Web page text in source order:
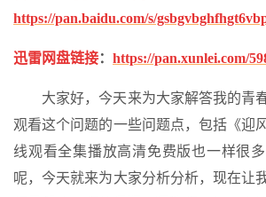
https://pan.baidu.com/s/
迅雷网盘链接： https://pan.xunlei.com/
大家好，今天来为大家解答我的青
观看这个问题的一些问题点，包括《迎
线观看全集播放高清免费版也一样很
呢，今天就来为大家分析分析，现在让